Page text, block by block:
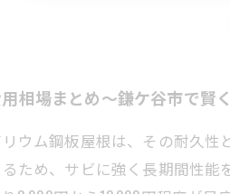
相場まとめ〜鎌ケ谷市で賢
ウム鋼板屋根は、その耐久
ため、サビに強く長期間性
お問い